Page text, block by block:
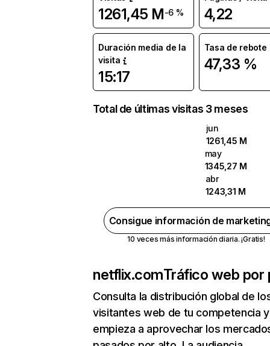
1261,45 M-6 % 4,22
Duración media de la
visita
15:17
Tasa de rebote
47,33 %
Total de últimas visitas 3 meses
jun
1261,45 M
may
1345,27 M
abr
1243,31 M
Consigue información de
10 veces más información diaria. ¡Gratis!
netflix.comTráfico web por
Consulta la distribución global de
visitantes web de tu competencia y
empieza a aprovechar los